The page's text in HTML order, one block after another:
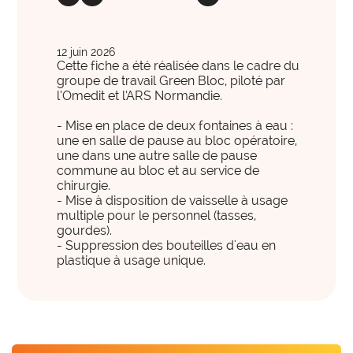
Panorama des solutions SI
Projets innovants
Usage de l’IA
PARCOURS ET ACCOMPAGNEMENT MÉDICO-SOCIAL
Coordination et innovation dans les Parcours
Domicile et habitat intermédiaire
Performance des ESMS
demain.
Votre cockpit data
Votre Cockpit Data est le premier outil qui permet
d'accéder en un clin d'œil à 100 indicateurs de
pilotage stratégique alimentés automatiquement par
les données structurées et actualisées de votre
établissement.
12 juin 2026
Cette fiche a été réalisée dans le cadre du
groupe de travail Green Bloc, piloté par
l’Omedit et l’ARS Normandie.
- Mise en place de deux fontaines à eau :
une en salle de pause au bloc opératoire,
une dans une autre salle de pause
commune au bloc et au service de
chirurgie.
- Mise à disposition de vaisselle à usage
multiple pour le personnel (tasses,
gourdes).
- Suppression des bouteilles d'eau en
plastique à usage unique.